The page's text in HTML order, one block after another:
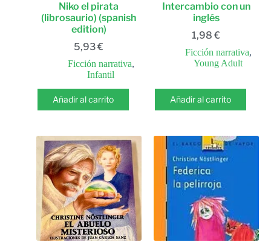
Niko el pirata
(librosaurio) (spanish
edition)
5,93€
Ficción narrativa,
Infantil
Añadir al carrito
Intercambio con un
inglés
1,98€
Ficción narrativa,
Young Adult
Añadir al carrito